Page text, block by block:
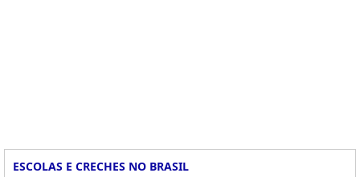
ESCOLAS E CRECHES NO BRASIL